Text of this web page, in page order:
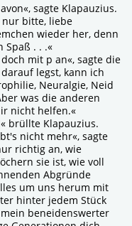
sagte Klapauzius.
bitte, liebe
wieder her, denn
Spaß . . .«
mit p an«, sagte die
legst, kann ich
Neuralgie, Neid
was die anderen
nicht helfen.«
brüllte Klapauzius.
nicht mehr«, sagte
richtig an, wie
sie ist, wie voll
Abgründe
um uns herum mit
hinter jedem Stück
beneidenswerter